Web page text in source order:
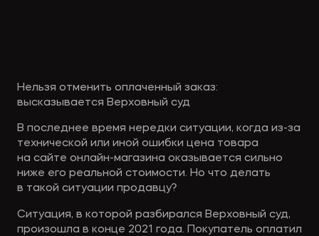
Нельзя отменить оплаченный заказ:
высказывается Верховный суд‍
В последнее время нередки ситуации, когда из-за
технической или иной ошибки цена товара
на сайте онлайн-магазина оказывается сильно
ниже его реальной стоимости. Но что делать
в такой ситуации продавцу?
Ситуация, в которой разбирался Верховный суд,
произошла в конце 2021 года. Покупатель оплатил